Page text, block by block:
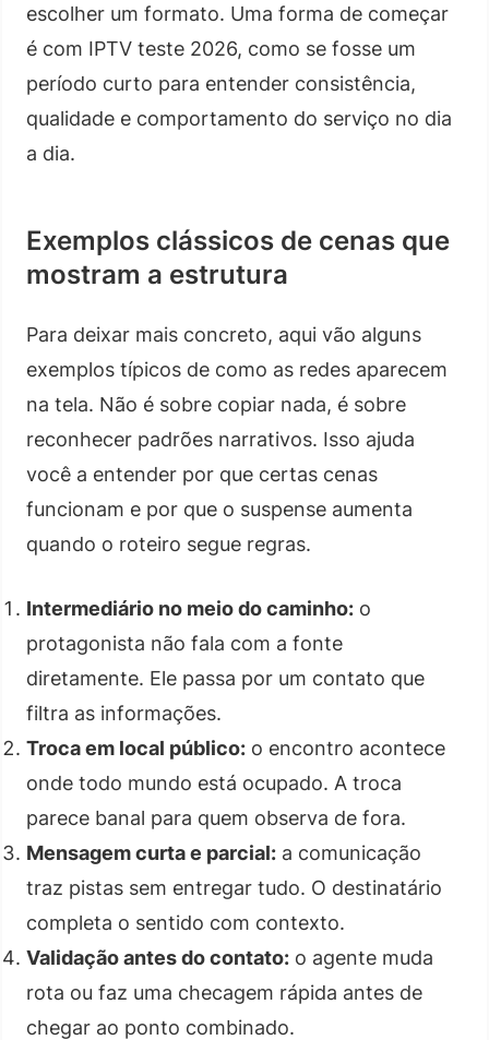
escolher um formato. Uma forma de começar
é com IPTV teste 2026, como se fosse um
período curto para entender consistência,
qualidade e comportamento do serviço no dia
a dia.
Exemplos clássicos de cenas que
mostram a estrutura
Para deixar mais concreto, aqui vão alguns
exemplos típicos de como as redes aparecem
na tela. Não é sobre copiar nada, é sobre
reconhecer padrões narrativos. Isso ajuda
você a entender por que certas cenas
funcionam e por que o suspense aumenta
quando o roteiro segue regras.
Intermediário no meio do caminho: o
protagonista não fala com a fonte
diretamente. Ele passa por um contato que
filtra as informações.
Troca em local público: o encontro acontece
onde todo mundo está ocupado. A troca
parece banal para quem observa de fora.
Mensagem curta e parcial: a comunicação
traz pistas sem entregar tudo. O destinatário
completa o sentido com contexto.
Validação antes do contato: o agente muda
rota ou faz uma checagem rápida antes de
chegar ao ponto combinado.